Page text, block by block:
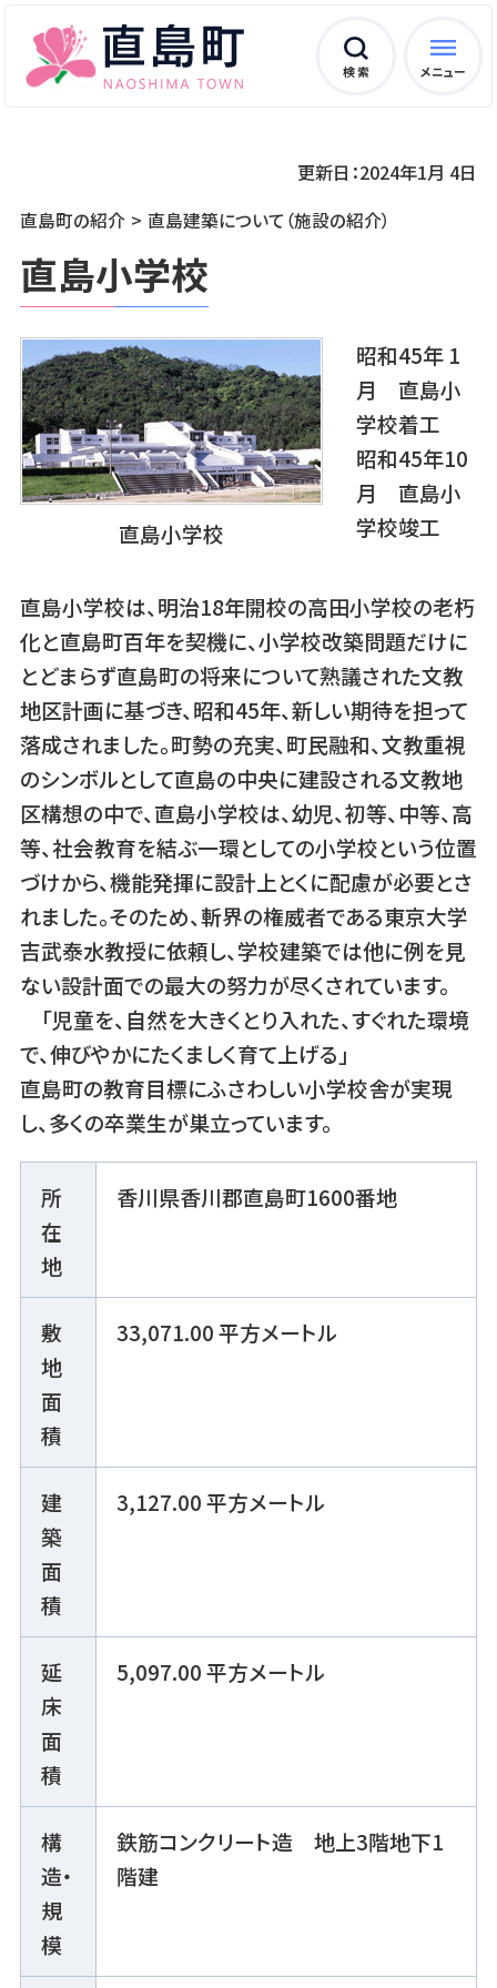
検 索 メニュー
直島町の紹介 直島建築について（施設の紹介）
更新日：2024年1月 4日
直島小学校
直島小学校
昭和45年 1
月 直島小
学校着工
昭和45年10
月 直島小
学校竣工
直島小学校は、明治18年開校の高田小学校の老朽
化と直島町百年を契機に、小学校改築問題だけに
とどまらず直島町の将来について熟議された文教
地区計画に基づき、昭和45年、新しい期待を担って
落成されました。町勢の充実、町民融和、文教重視
のシンボルとして直島の中央に建設される文教地
区構想の中で、直島小学校は、幼児、初等、中等、高
等、社会教育を結ぶ一環としての小学校という位置
づけから、機能発揮に設計上とくに配慮が必要とさ
れました。そのため、斬界の権威者である東京大学
吉武泰水教授に依頼し、学校建築では他に例を見
ない設計面での最大の努力が尽くされています。
「児童を、自然を大きくとり入れた、すぐれた環境
で、伸びやかにたくましく育て上げる」
直島町の教育目標にふさわしい小学校舎が実現
し、多くの卒業生が巣立っています。
所
在
地
香川県香川郡直島町1600番地
敷
地
面
積
33,071.00 平方メートル
建
築
面
積
3,127.00 平方メートル
延
床
面
積
5,097.00 平方メートル
構
造・
規
模
鉄筋コンクリート造 地上3階地下1
階建